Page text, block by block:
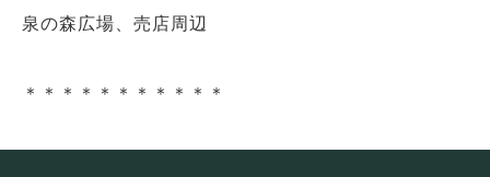
泉の森広場、売店周辺
＊＊＊＊＊＊＊＊＊＊＊